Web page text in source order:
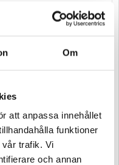
Om
att anpassa innehållet
funktioner
trafik. Vi
och annan